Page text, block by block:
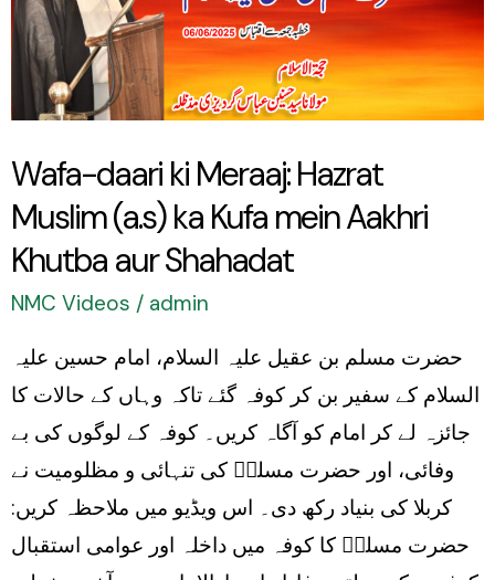
Wafa-daari ki Meraaj: Hazrat
Muslim (a.s) ka Kufa mein Aakhri
Khutba aur Shahadat
NMC Videos / admin
حضرت مسلم بن عقیل علیہ السلام، امام حسین علیہ
السلام کے سفیر بن کر کوفہ گئے تاکہ وہاں کے حالات کا
جائزہ لے کر امام کو آگاہ کریں۔ کوفہ کے لوگوں کی بے
وفائی، اور حضرت مسلمؑ کی تنہائی و مظلومیت نے
کربلا کی بنیاد رکھ دی۔ اس ویڈیو میں ملاحظہ کریں:
حضرت مسلمؑ کا کوفہ میں داخلہ اور عوامی استقبال
Hazrat
Muslim
(a.s)
Kufa
mein
Aakhri
Shahadat